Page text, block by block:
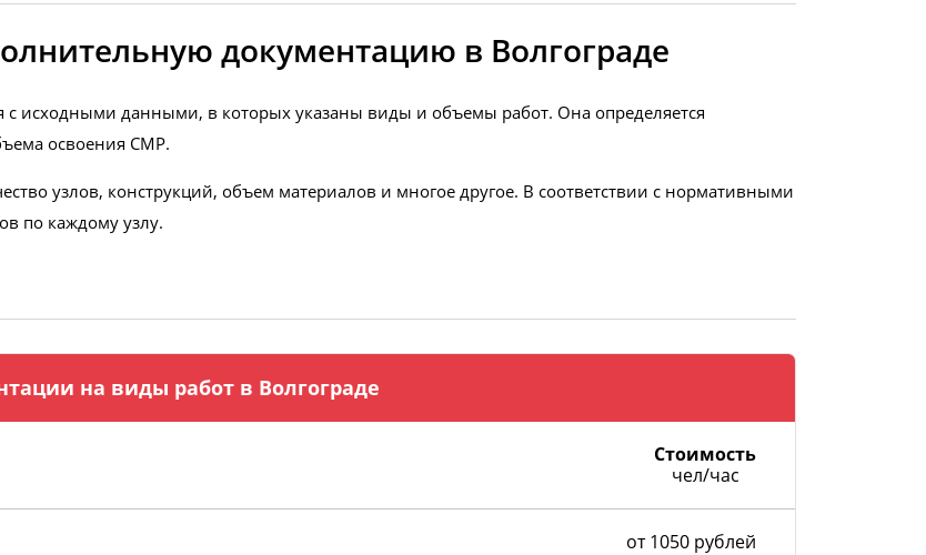
документацию в Волгограде
с исходными данными, в которых указаны виды и объемы работ. Она определяется
освоения СМР.
узлов, конструкций, объем материалов и многое другое. В соответствии с нормативными
по каждому узлу.
на виды работ в Волгограде
Стоимость
чел/час
от 1050 рублей